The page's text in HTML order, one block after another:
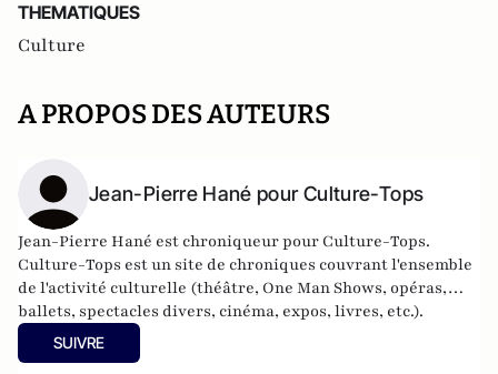
THEMATIQUES
Culture
A PROPOS DES AUTEURS
Jean-Pierre Hané pour Culture-Tops
Jean-Pierre Hané est chroniqueur pour Culture-Tops.
Culture-Tops est un site de chroniques couvrant l'ensemble
de l'activité culturelle (théâtre, One Man Shows, opéras,
ballets, spectacles divers, cinéma, expos, livres, etc.).
SUIVRE